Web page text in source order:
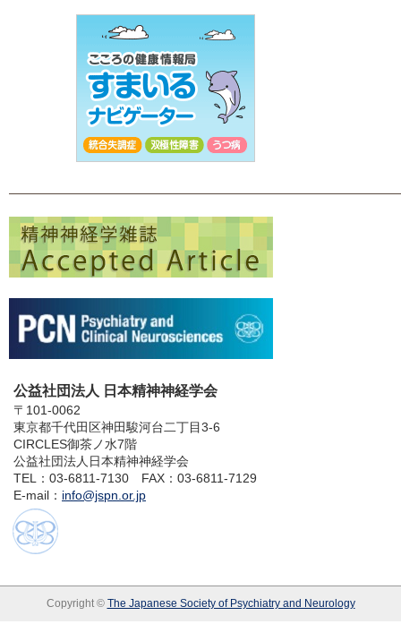
公益社団法人 日本精神神経学会
〒101-0062
東京都千代田区神田駿河台二丁目3-6
CIRCLES御茶ノ水7階
公益社団法人日本精神神経学会
TEL：03-6811-7130 FAX：03-6811-7129
E-mail： info@jspn.or.jp
Copyright © The Japanese Society of Psychiatry and Neurology